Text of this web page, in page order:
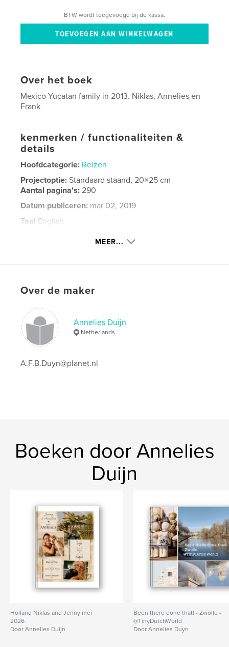
BTW wordt toegevoegd bij de kassa.
Over het boek
Mexico Yucatan family in 2013. Niklas, Annelies en
Frank
kenmerken / functionaliteiten &
details
Hoofdcategorie: Reizen
Projectoptie:Standaard staand, 20×25 cm
Aantal pagina's:290
Datum publiceren: mar 02, 2019
Taal English
MEER...
Over de maker
Annelies Duijn
Netherlands
A.F.B.Duyn@planet.nl
Boeken door Annelies
Duijn
Holland Niklas and Jenny mei
2026
Door Annelies Duijn
Been there done that! - Zwolle -
@TinyDutchWorld
Door Annelies Duyn